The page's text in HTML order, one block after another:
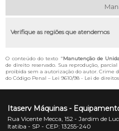
Verifique as regiões que atendemos
O conteúdo do texto "Manutenção de
de direito reservado. Sua reprodução,
proibida sem a autorização do autor. Crime
do Código Penal – Lei 9610/98 - Lei de
Itaserv Máquinas -
Rua Vicente Mecca, 152 - Jardim de
Itatiba - SP - CEP: 13255-240